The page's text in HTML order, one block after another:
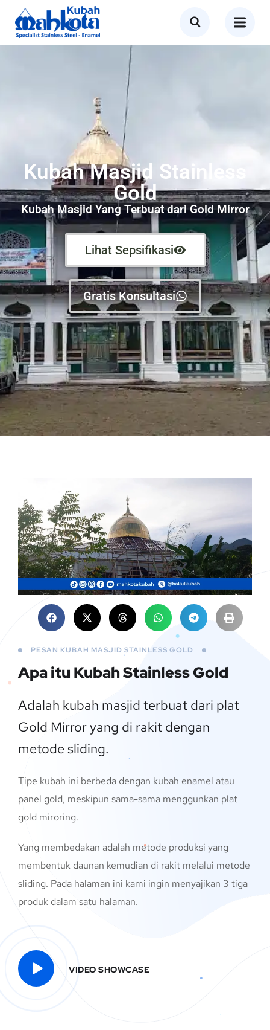
Kubah Masjid Stainless
Gold
Kubah Masjid Yang Terbuat dari Gold Mirror
Lihat Sepsifikasi
Gratis Konsultasi
PESAN KUBAH MASJID STAINLESS GOLD
Apa itu Kubah Stainless Gold
Adalah kubah masjid terbuat dari plat
Gold Mirror yang di rakit dengan
metode sliding.
Tipe kubah ini berbeda dengan kubah enamel atau
panel gold, meskipun sama-sama menggunkan plat
gold miroring.
Yang membedakan adalah metode produksi yang
membentuk daunan kemudian di rakit melalui metode
sliding. Pada halaman ini kami ingin menyajikan 3 tiga
produk dalam satu halaman.
VIDEO SHOWCASE